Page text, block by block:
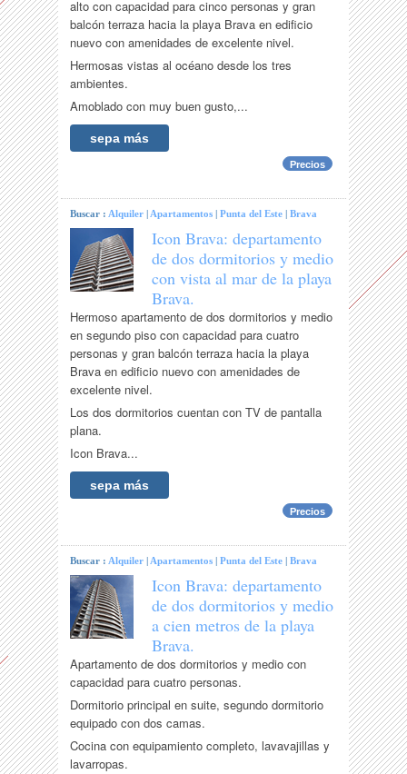
alto con capacidad para cinco personas y gran
balcón terraza hacia la playa Brava en edificio
nuevo con amenidades de excelente nivel.
Hermosas vistas al océano desde los tres
ambientes.
Amoblado con muy buen gusto,...
sepa más
Precios
Buscar :Alquiler |Apartamentos |Punta del Este |Brava
Icon Brava: departamento
de dos dormitorios y medio
con vista al mar de la playa
Brava.
Hermoso apartamento de dos dormitorios y medio
en segundo piso con capacidad para cuatro
personas y gran balcón terraza hacia la playa
Brava en edificio nuevo con amenidades de
excelente nivel.
Los dos dormitorios cuentan con TV de pantalla
plana.
Icon Brava...
sepa más
Precios
Buscar :Alquiler |Apartamentos |Punta del Este |Brava
Icon Brava: departamento
de dos dormitorios y medio
a cien metros de la playa
Brava.
Apartamento de dos dormitorios y medio con
capacidad para cuatro personas.
Dormitorio principal en suite, segundo dormitorio
equipado con dos camas.
Cocina con equipamiento completo, lavavajillas y
lavarropas.